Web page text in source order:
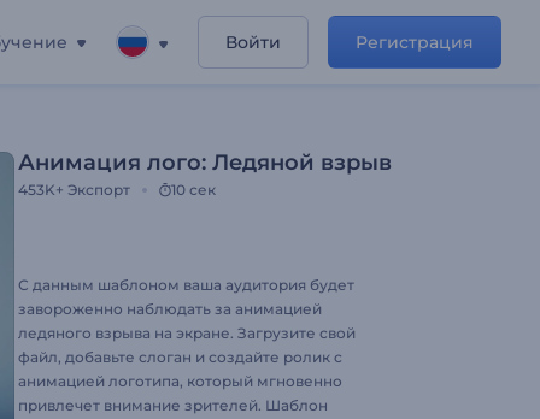
Войти Регистрация
Анимация лого: Ледяной взрыв
453K+ Экспорт 10 сек
С данным шаблоном ваша аудитория будет
завороженно наблюдать за анимацией
ледяного взрыва на экране. Загрузите свой
файл, добавьте слоган и создайте ролик с
анимацией логотипа, который мгновенно
привлечет внимание зрителей. Шаблон